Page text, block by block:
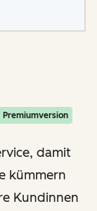
Premiumversion
damit
kümmern
Kundinnen